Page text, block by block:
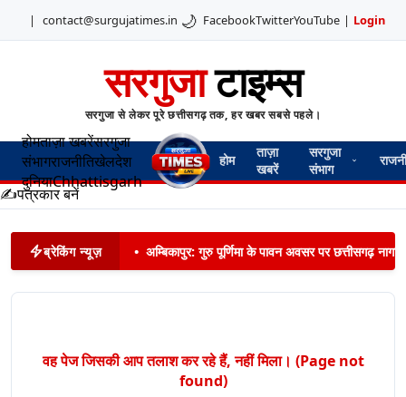
| contact@surgujatimes.in 🌙 FacebookTwitterYouTube | Login
सरगुजाटाइम्स
सरगुजा से लेकर पूरे छत्तीसगढ़ तक, हर खबर सबसे पहले।
होमताज़ा खबरेंसरगुजा
संभागराजनीतिखेलदेश
दुनियाChhattisgarh
होम
ताज़ा
खबरें
सरगुजा
संभाग
✍️पत्रकार बनें
ब्रेकिंग न्यूज़ • अम्बिकापुर: गुरु पूर्णिमा के पावन अवसर पर छत्तीसगढ़
वह पेज जिसकी आप तलाश कर रहे हैं, नहीं मिला। (Page not
found)